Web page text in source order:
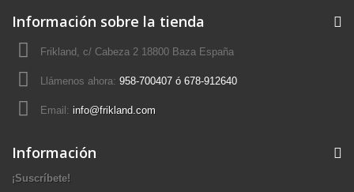
Información sobre la tienda
Frikland, c/ Cabeza 2 18800 Baza España
Llámenos ahora: 958-700407 ó 678-912640
Email: info@frikland.com
Información
¡Suscríbete!